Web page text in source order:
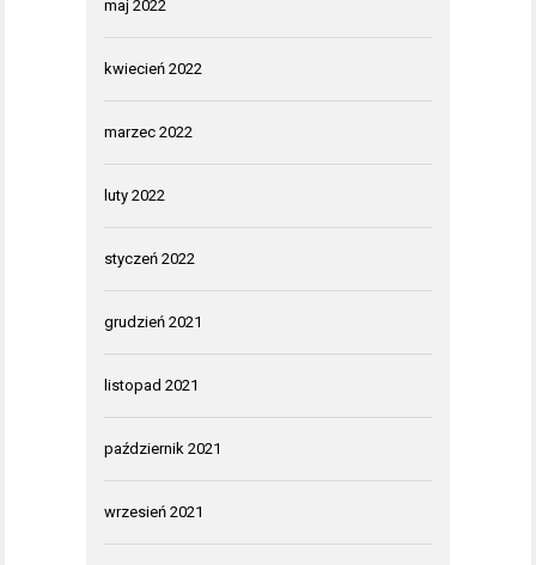
maj 2022
kwiecień 2022
marzec 2022
luty 2022
styczeń 2022
grudzień 2021
listopad 2021
październik 2021
wrzesień 2021